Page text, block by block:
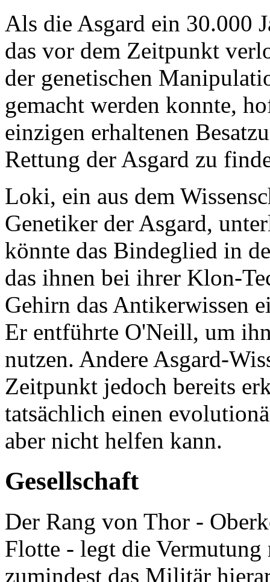
Als die Asgard ein 30.000
das vor dem Zeitpunkt
der genetischen
gemacht werden konnte,
einzigen erhaltenen
Rettung der Asgard zu
Loki, ein aus dem
Genetiker der Asgard,
könnte das Bindeglied in
das ihnen bei ihrer Klon-
Gehirn das Antikerwissen
Er entführte O'Neill, um
nutzen. Andere Asgard-
Zeitpunkt jedoch bereits
tatsächlich einen
aber nicht helfen kann.
Gesellschaft
Der Rang von Thor -
Flotte - legt die Vermutung
zumindest das Militär